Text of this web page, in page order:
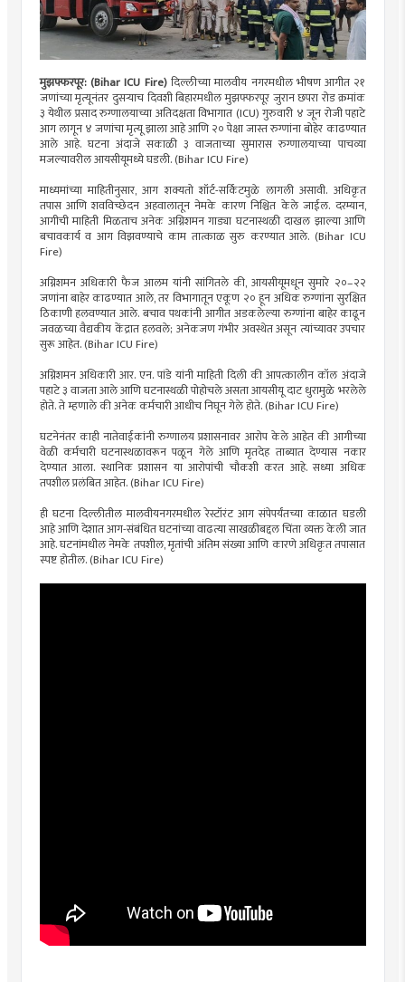
मुझफ्फरपूर: (Bihar ICU Fire)दिल्लीच्या मालवीय नगरमधील भीषण आगीत २१
जणांच्या मृत्यूनंतर दुसऱ्याच दिवशी बिहारमधील मुझफ्फरपूर जुरान छपरा रोड क्रमांक
३ येथील प्रसाद रुग्णालयाच्या अतिदक्षता विभागात (ICU) गुरुवारी ४ जून रोजी पहाटे
आग लागून ४ जणांचा मृत्यू झाला आहे आणि २० पेक्षा जास्त रुग्णांना बोहेर काढण्यात
आले आहे. घटना अंदाजे सकाळी ३ वाजताच्या सुमारास रुग्णालयाच्या पाचव्या
मजल्यावरील आयसीयूमध्ये घडली. (Bihar ICU Fire)
माध्यमांच्या माहितीनुसार, आग शक्यतो शॉर्ट-सर्किटमुळे लागली असावी. अधिकृत
तपास आणि शवविच्छेदन अहवालातून नेमके कारण निश्चित केले जाईल. दरम्यान,
आगीची माहिती मिळताच अनेक अग्निशमन गाड्या घटनास्थळी दाखल झाल्या आणि
बचावकार्य व आग विझवण्याचे काम तात्काळ सुरु करण्यात आले. (Bihar ICU
Fire)
अग्निशमन अधिकारी फैज आलम यांनी सांगितले की, आयसीयूमधून सुमारे २०–२२
जणांना बाहेर काढण्यात आले, तर विभागातून एकूण २० हून अधिक रुग्णांना सुरक्षित
ठिकाणी हलवण्यात आले. बचाव पथकांनी आगीत अडकलेल्या रुग्णांना बाहेर काढून
जवळच्या वैद्यकीय केंद्रात हलवले; अनेकजण गंभीर अवस्थेत असून त्यांच्यावर उपचार
सुरू आहेत. (Bihar ICU Fire)
अग्निशमन अधिकारी आर. एन. पांडे यांनी माहिती दिली की आपत्कालीन कॉल अंदाजे
पहाटे ३ वाजता आले आणि घटनास्थळी पोहोचले असता आयसीयू दाट धुरामुळे भरलेले
होते. ते म्हणाले की अनेक कर्मचारी आधीच निघून गेले होते. (Bihar ICU Fire)
घटनेनंतर काही नातेवाईकांनी रुग्णालय प्रशासनावर आरोप केले आहेत की आगीच्या
वेळी कर्मचारी घटनास्थळावरून पळून गेले आणि मृतदेह ताब्यात देण्यास नकार
देण्यात आला. स्थानिक प्रशासन या आरोपांची चौकशी करत आहे. सध्या अधिक
तपशील प्रलंबित आहेत. (Bihar ICU Fire)
ही घटना दिल्लीतील मालवीयनगरमधील रेस्टॉरंट आग संपेपर्यंतच्या काळात घडली
आहे आणि देशात आग-संबंधित घटनांच्या वाढत्या साखळीबद्दल चिंता व्यक्त केली जात
आहे. घटनांमधील नेमके तपशील, मृतांची अंतिम संख्या आणि कारणे अधिकृत तपासात
स्पष्ट होतील. (Bihar ICU Fire)